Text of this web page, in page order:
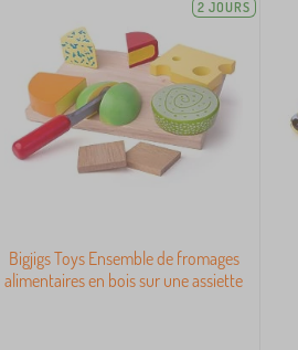
2 JOURS
Bigjigs Toys Ensemble de fromages
alimentaires en bois sur une assiette